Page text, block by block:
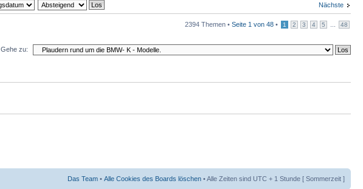
Nächste
2394 Themen • Seite 1 von 48 • 1 2 3 4 5 48
Gehe zu:
Das Team • Alle Cookies des Boards löschen • Alle Zeiten sind UTC + 1 Stunde [ Sommerzeit ]